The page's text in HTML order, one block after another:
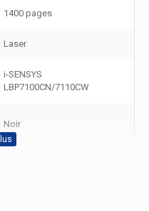
1400 pages
Laser
i-SENSYS
LBP7100CN/7110CW
Noir